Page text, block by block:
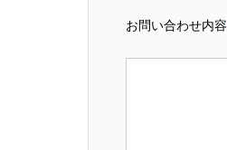
お問い合わせ内容